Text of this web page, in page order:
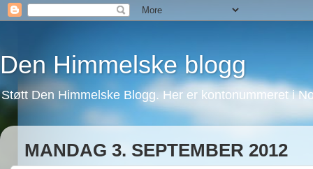
Den Himmelske blogg
Støtt Den Himmelske Blogg. Her er kontonummeret i
MANDAG 3. SEPTEMBER 2012